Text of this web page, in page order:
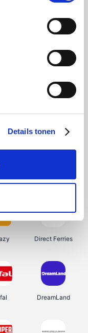
Details tonen
OTTO Office
Polar
Desigual
Direct Ferries
DreamLand